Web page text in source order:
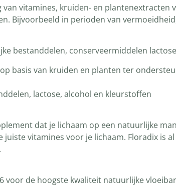
vitamines, kruiden- en
Bijvoorbeeld in perioden van
bestanddelen, conserveermiddelen
basis van kruiden en planten ter
lactose, alcohol en kleurstoffen
dat je lichaam op een natuurlijke
juiste vitamines voor je lichaam. Floradix is
voor de hoogste kwaliteit natuurlijke